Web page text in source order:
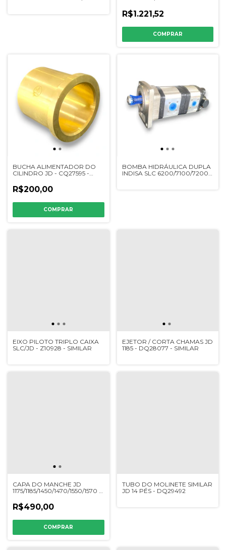
R$1.221,52
BUCHA ALIMENTADOR DO
CILINDRO JD - CQ27595 -
R$200,00
BOMBA HIDRÁULICA DUPLA
INDISA SLC 6200/7100/7200 -
EIXO PILOTO TRIPLO CAIXA
SLC/JD - Z10928 - SIMILAR
EJETOR / CORTA CHAMAS JD
1185 - DQ28077 - SIMILAR
CAPA DO MANCHE JD
1175/1185/1450/1470/1550/1570 -
AZ52728 - SIMILAR
R$490,00
TUBO DO MOLINETE SIMILAR
JD 14 PÉS - DQ29492